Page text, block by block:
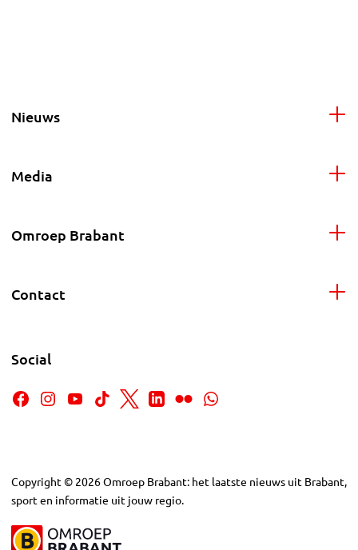
Nieuws
Media
Omroep Brabant
Contact
Social
Copyright © 2026Omroep Brabant: het laatste nieuws uit Brabant,
sport en informatie uit jouw regio.